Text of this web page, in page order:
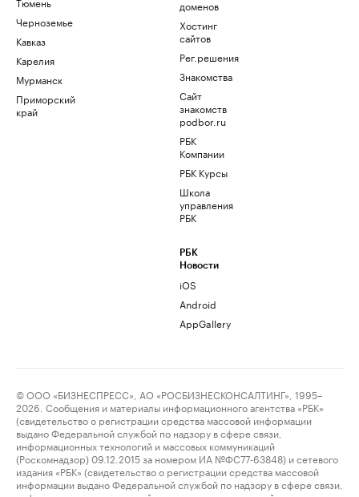
Черноземье
Кавказ
Карелия
Мурманск
Приморский
край
доменов
Хостинг
сайтов
Рег.решения
Знакомства
Сайт
знакомств
podbor.ru
РБК
Компании
РБК Курсы
Школа
управления
РБК
РБК
Новости
iOS
Android
AppGallery
© ООО «БИЗНЕСПРЕСС», АО «РОСБИЗНЕСКОНСАЛТИНГ», 1995–
2026. Сообщения и материалы информационного агентства «РБК»
(свидетельство о регистрации средства массовой информации
выдано Федеральной службой по надзору в сфере связи,
информационных технологий и массовых коммуникаций
(Роскомнадзор) 09.12.2015 за номером ИА №ФС77-63848) и сетевого
издания «РБК» (свидетельство о регистрации средства массовой
информации выдано Федеральной службой по надзору в сфере связи,